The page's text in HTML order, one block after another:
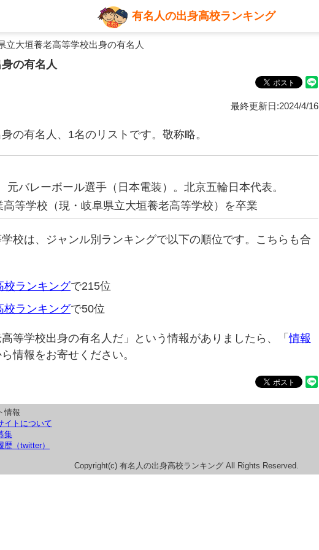
有名人の出身高校ランキング
立大垣養老高等学校出身の有名人
の有名人
最終更新日:2024/4/16
の有名人、1名のリストです。敬称略。
元バレーボール選手（日本電装）。北京五輪日本代表。
等学校（現・岐阜県立大垣養老高等学校）を卒業
校は、ジャンル別ランキングで以下の順位です。こちらも合
校ランキングで215位
校ランキングで50位
高等学校出身の有名人だ」という情報がありましたら、「情報
ら情報をお寄せください。
情報
イトについて
集
歴（twitter）
Copyright(c) 有名人の出身高校ランキング All Rights Reserved.